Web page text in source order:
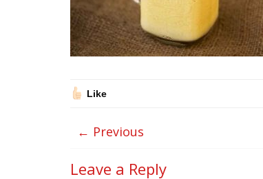
Like
← Previous
Leave a Reply